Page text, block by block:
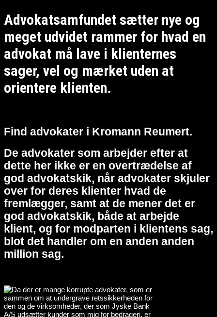
Advokatsamfundet sætter nye og
meget udvidet rammer for hvad en
advokat må lave i klienternes
sager, vel og mærket uden at
orientere klienten.
Find advokater i Kromann Reumert.
De advokater som arbejder efter at
dette her ikke er en overtrædelse af
god advokatskik, når advokater skjuler
over for deres klienter hvad de
fremlægger, samt at de mener det er
god advokatskik, både at arbejde
klient, og for modparten i klientens sag,
blot det handler om en anden anden
million sag.